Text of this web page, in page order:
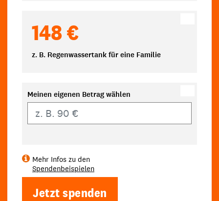
148 €
z. B. Regenwassertank für eine Familie
Meinen eigenen Betrag wählen
Mehr Infos zu den
Spendenbeispielen
Jetzt spenden